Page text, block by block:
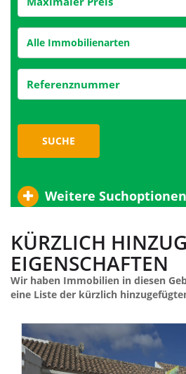
Alle Immobilienarten
SUCHE
Weitere
KÜRZLICH
EIGENSCHAFTEN
Wir haben Immobilien in diesen
eine Liste der kürzlich